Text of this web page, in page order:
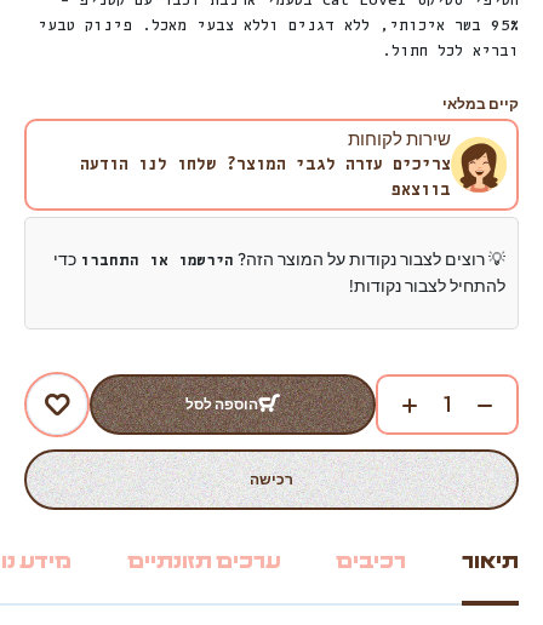
95% בשר איכותי, ללא דגנים וללא צבעי מאכל. פינוק טבעי
ובריא לכל חתול.
קיים במלאי
שירות לקוחות
צריכים עזרה לגבי המוצר? שלחו לנו הודעה
בווצאפ
💡 רוצים לצבור נקודות על המוצר הזה? הירשמו או התחברו כדי
להתחיל לצבור נקודות!
הוספה לסל
רכישה
תיאור רכיבים ערכים תזונתיים מידע